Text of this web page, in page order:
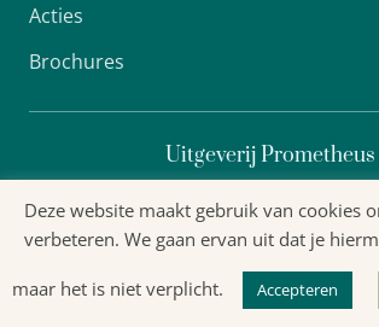
Acties
Brochures
Uitgeverij Prometheus
Privacyverklaring
Algemene
Deze website maakt gebruik van cookies
verbeteren. We gaan ervan uit dat je
maar het is niet verplicht. Accepteren